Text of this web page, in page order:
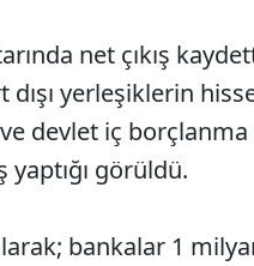
net çıkış
yerleşiklerin
devlet iç
yaptığı görüldü.
bankalar 1